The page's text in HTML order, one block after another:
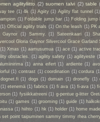
agilityliitto (2) suomen talvi (2) table
tee (1) 4k (1) Agiity (1) Agility flat tunnel (1)
(1) Foldable jump bar (1) Folding jump
(1) Official agility trials (1) On the leash (1) PK
Gaynor (1) Sammy. (1) Sateenkaari (1)
Gloria Gaynor Silvercool Grace Garland
(1) Xmas (1) aamusumua (1) ace (1) active
obstacles. (1) agility safety (1) agilityeste
(1) anna eifert (1) ardiente (1)
(1) contrast (1) coordination (1) cordura
dognet.fi (1) dogs (1) domain (1) dronefly (1)
(1) etenemä (1) fabrics (1) fi ava (1) fi-ava (1)
(1) fysiikkatreeni (1) g-pentue g-litter
(1) games (1) grooming (1) guide (1)
(1) hiihto (1) hk (1) holder (1) home made
set point taipuminen sammy timmy rhea